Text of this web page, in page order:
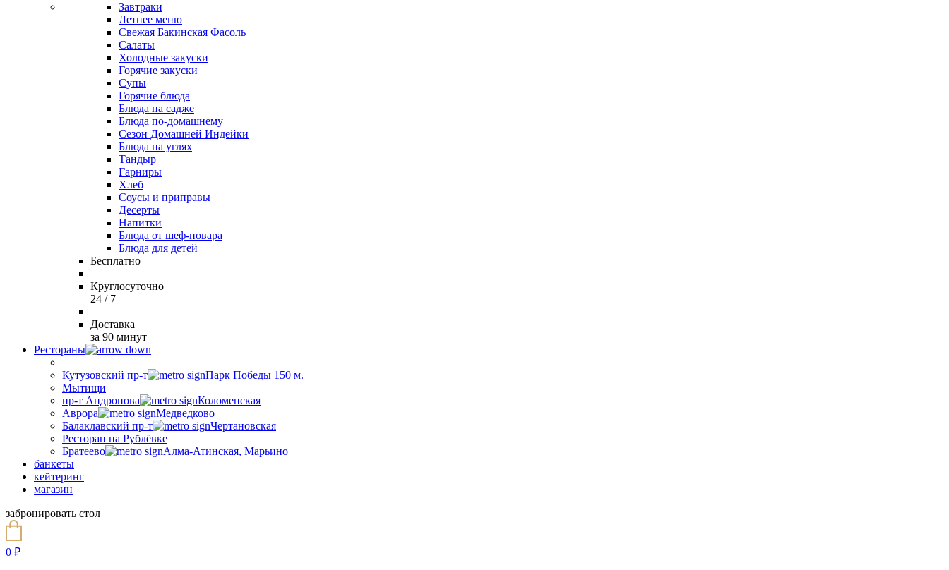
Завтраки
Летнее меню
Свежая Бакинская Фасоль
Салаты
Холодные закуски
Горячие закуски
Супы
Горячие блюда
Блюда на садже
Блюда по-домашнему
Сезон Домашней Индейки
Блюда на углях
Тандыр
Гарниры
Хлеб
Соусы и приправы
Десерты
Напитки
Блюда от шеф-повара
Блюда для детей
Бесплатно
Круглосуточно
24 / 7
Доставка
за 90 минут
Рестораны
Кутузовский пр-т
Парк Победы 150 м.
Мытищи
пр-т Андропова
Коломенская
Аврора
Медведково
Балаклавский пр-т
Чертановская
Ресторан на Рублёвке
Братеево
Алма-Атинская, Марьино
банкеты
кейтеринг
магазин
забронировать стол
0 ₽